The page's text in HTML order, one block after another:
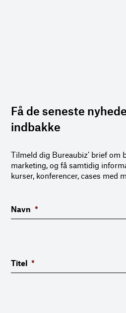
Få de seneste
indbakke
Tilmeld dig Bureaubiz’ brief om
marketing, og få samtidig
kurser, konferencer, cases med
Navn *
Titel *